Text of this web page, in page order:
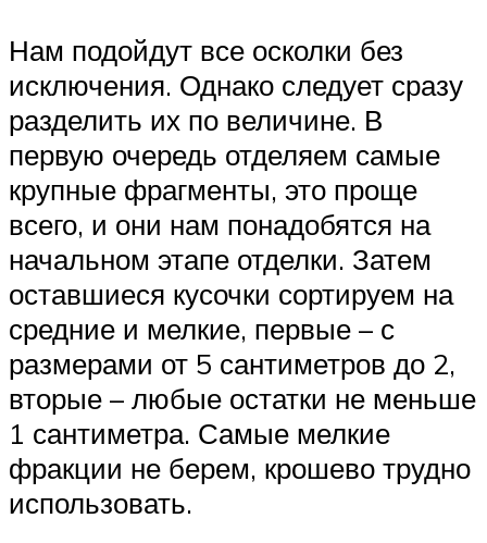
Нам подойдут все осколки без
исключения. Однако следует сразу
разделить их по величине. В
первую очередь отделяем самые
крупные фрагменты, это проще
всего, и они нам понадобятся на
начальном этапе отделки. Затем
оставшиеся кусочки сортируем на
средние и мелкие, первые – с
размерами от 5 сантиметров до 2,
вторые – любые остатки не меньше
1 сантиметра. Самые мелкие
фракции не берем, крошево трудно
использовать.